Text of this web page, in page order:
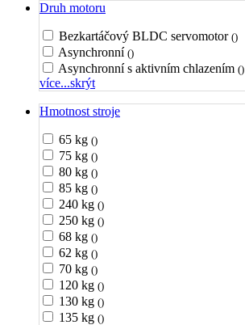
Druh motoru
Bezkartáčový BLDC servomotor ()
Asynchronní ()
Asynchronní s aktivním chlazením ()
více...skrýt
Hmotnost stroje
65 kg ()
75 kg ()
80 kg ()
85 kg ()
240 kg ()
250 kg ()
68 kg ()
62 kg ()
70 kg ()
120 kg ()
130 kg ()
135 kg ()